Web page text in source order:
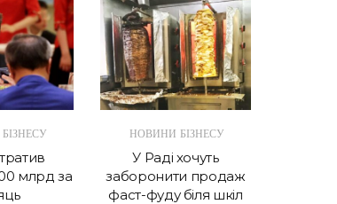
млрд за
НОВИНИ БІЗНЕСУ
У Раді хочуть
заборонити продаж
фаст-фуду біля шкіл